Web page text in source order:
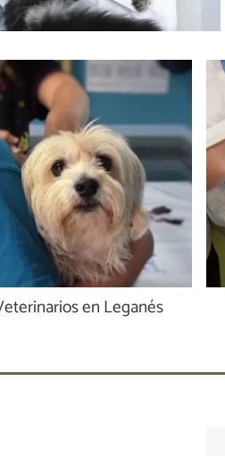
en Leganés